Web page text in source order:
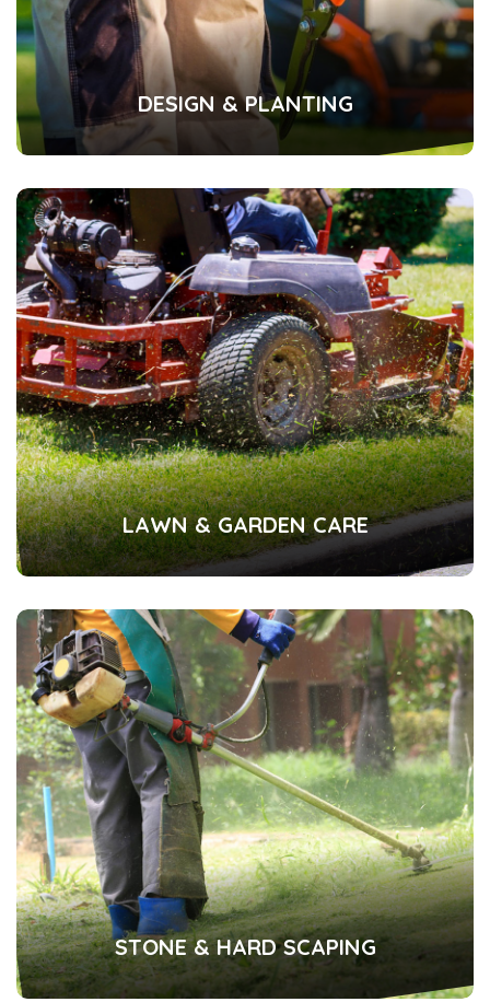
DESIGN & PLANTING
LAWN & GARDEN CARE
STONE & HARD SCAPING